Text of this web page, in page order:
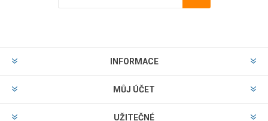
INFORMACE
MŮJ ÚČET
UŽITEČNÉ